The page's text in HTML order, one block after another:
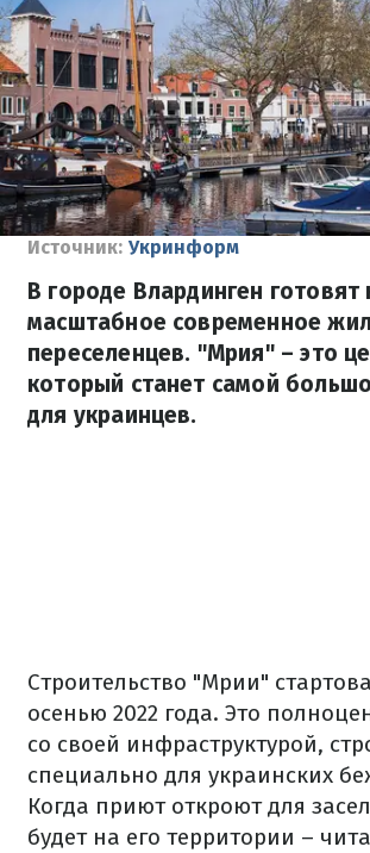
Источник: Укринформ
В городе Влардинген
масштабное современное
переселенцев. "‎Мрия" – это
который станет самой
для украинцев.
Строительство "Мрии"
осенью 2022 года. Это
со своей инфраструктурой,
специально для украинских
Когда приют откроют для
будет на его территории –